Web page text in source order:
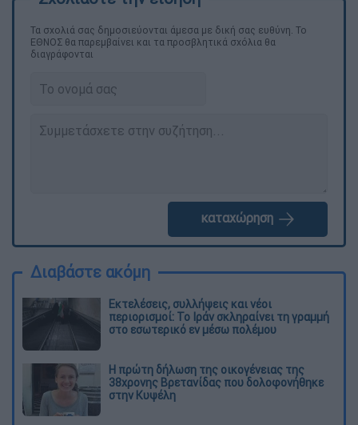
Τα σχολιά σας δημοσιεύονται άμεσα με δική σας ευθύνη. Το
ΕΘΝΟΣ θα παρεμβαίνει και τα προσβλητικά σχόλια θα
διαγράφονται
καταχώρηση
Διαβάστε ακόμη
Εκτελέσεις, συλλήψεις και νέοι
περιορισμοί: Το Ιράν σκληραίνει τη γραμμή
στο εσωτερικό εν μέσω πολέμου
Η πρώτη δήλωση της οικογένειας της
38χρονης Βρετανίδας που δολοφονήθηκε
στην Κυψέλη